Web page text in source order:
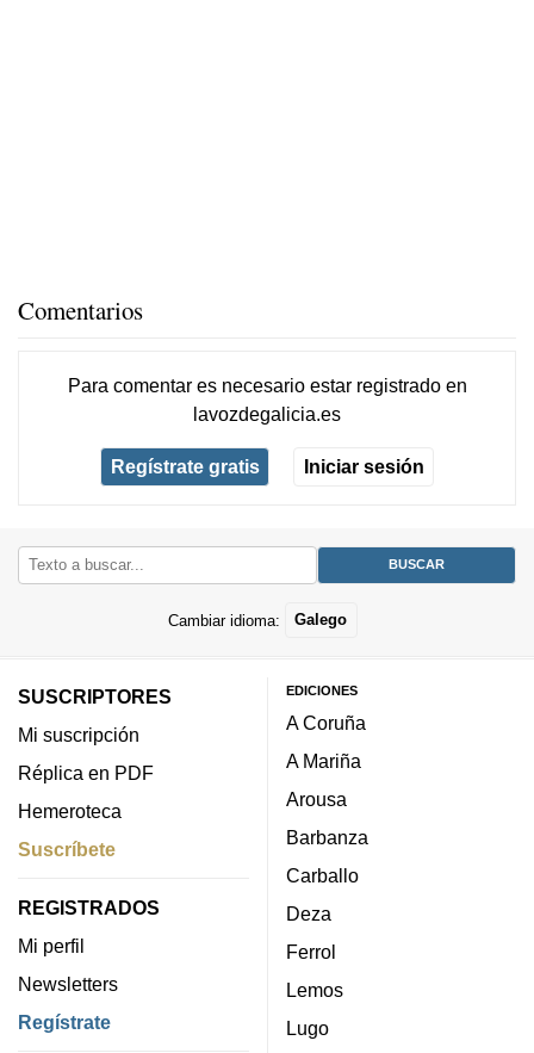
Comentarios
Para comentar es necesario estar registradoen
lavozdegalicia.es
Regístrate gratis Iniciar sesión
Cambiar idioma: Galego
SUSCRIPTORES
Mi suscripción
Réplica en PDF
Hemeroteca
Suscríbete
REGISTRADOS
Mi perfil
Newsletters
Regístrate
EDICIONES
A Coruña
A Mariña
Arousa
Barbanza
Carballo
Deza
Ferrol
Lemos
Lugo